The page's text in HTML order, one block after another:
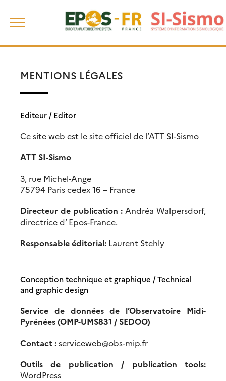
content
MENTIONS LÉGALES
Editeur / Editor
Ce site web est le site officiel de l’ATT SI-Sismo
ATT SI-Sismo
3, rue Michel-Ange
75794 Paris cedex 16 – France
Directeur de publication : Andréa Walpersdorf,
directriced’Epos-France.
Responsable éditorial: Laurent Stehly
Conception technique et graphique /Technical
and graphic design
Service de données de l’Observatoire Midi-
Pyrénées (OMP-UMS831 / SEDOO)
Contact :serviceweb@obs-mip.fr
Outils de publication / publication tools:
WordPress